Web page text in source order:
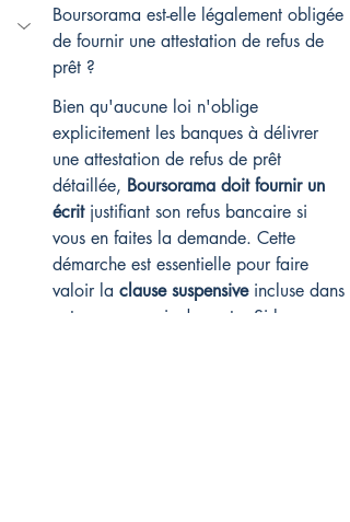
Boursorama est-elle légalement obligée
de fournir une attestation de refus de
prêt ?
Bien qu'aucune loi n'oblige
explicitement les banques à délivrer
une attestation de refus de prêt
détaillée, Boursorama doit fournir un
écrit justifiant son refus bancaire si
vous en faites la demande. Cette
démarche est essentielle pour faire
valoir la clause suspensive incluse dans
votre compromis de vente. Si la